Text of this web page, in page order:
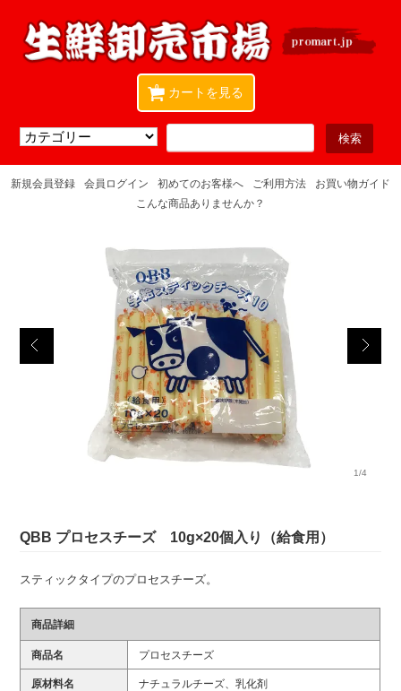
カートを見る
0
新規会員登録 会員ログイン 初めてのお客様へ ご利用方法
お買い物ガイド
こんな商品ありませんか？
1/4
QBB プロセスチーズ 10g×20個入り（給食用）
スティックタイプのプロセスチーズ。
商品詳細
商品名 プロセスチーズ
原材料名 ナチュラルチーズ、乳化剤